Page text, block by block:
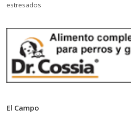
El Campo